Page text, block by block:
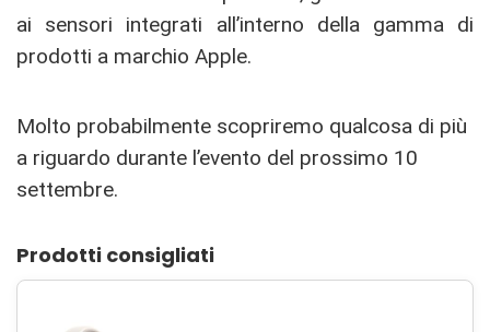
ai sensori integrati all’interno della gamma di
prodotti a marchio Apple.
Molto probabilmente scopriremo qualcosa di più
a riguardo durante l’evento del prossimo 10
settembre.
Prodotti consigliati